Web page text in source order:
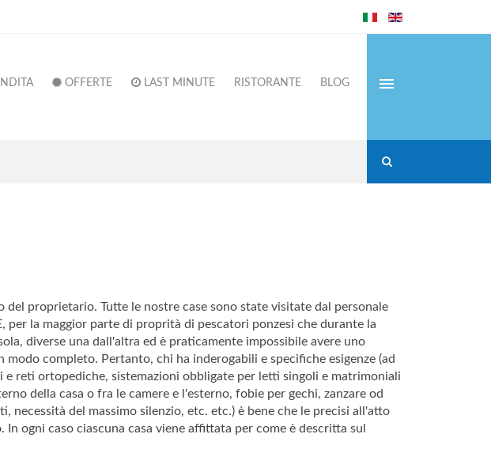
OFFERTE LAST MINUTE RISTORANTE BLOG
proprietario. Tutte le nostre case sono state visitate dal personale
la maggior parte di proprità di pescatori ponzesi che durante la
diverse una dall'altra ed è praticamente impossibile avere uno
completo. Pertanto, chi ha inderogabili e specifiche esigenze (ad
reti ortopediche, sistemazioni obbligate per letti singoli e matrimoniali
della casa o fra le camere e l'esterno, fobie per gechi, zanzare od
del massimo silenzio, etc. etc.) è bene che le precisi all'atto
ogni caso ciascuna casa viene affittata per come è descritta sul